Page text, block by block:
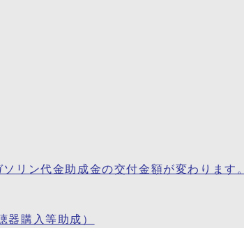
リン代金助成金の交付金額が変わります。
器購入等助成）